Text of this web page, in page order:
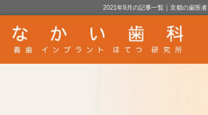
2021年9月の記事一覧｜京都の歯医者